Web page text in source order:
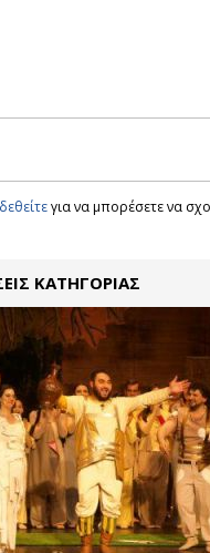
για να μπορέσετε να
ΚΑΤΗΓΟΡΙΑΣ